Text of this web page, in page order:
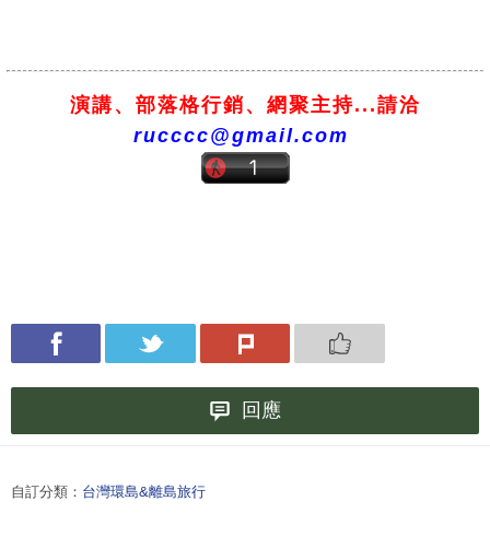
演講、部落格行銷、網聚主持...請洽
rucccc@gmail.com
回應
自訂分類： 台灣環島&離島旅行